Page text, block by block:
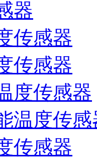
器
传感器
传感器
度传感器
温度传感
传感器